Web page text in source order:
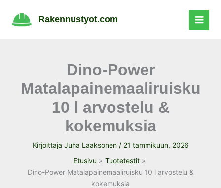
sisältöön
Rakennustyot.com
Dino-Power
Matalapainemaaliruisku
10 l arvostelu &
kokemuksia
Kirjoittaja Juha Laaksonen / 21 tammikuun, 2026
Etusivu
Tuotetestit
Dino-Power Matalapainemaaliruisku 10 l arvostelu &
kokemuksia